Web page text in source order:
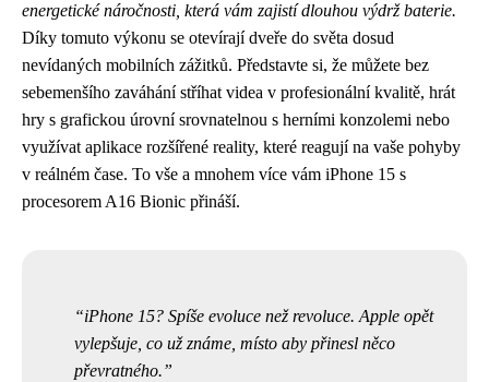
energetické náročnosti, která vám zajistí dlouhou výdrž baterie.
Díky tomuto výkonu se otevírají dveře do světa dosud
nevídaných mobilních zážitků. Představte si, že můžete bez
sebemenšího zaváhání stříhat videa v profesionální kvalitě, hrát
hry s grafickou úrovní srovnatelnou s herními konzolemi nebo
využívat aplikace rozšířené reality, které reagují na vaše pohyby
v reálném čase. To vše a mnohem více vám iPhone 15 s
procesorem A16 Bionic přináší.
iPhone 15? Spíše evoluce než revoluce. Apple opět
vylepšuje, co už známe, místo aby přinesl něco
převratného.